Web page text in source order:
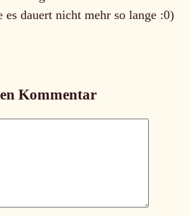
es dauert nicht mehr so lange :0)
Kommentar